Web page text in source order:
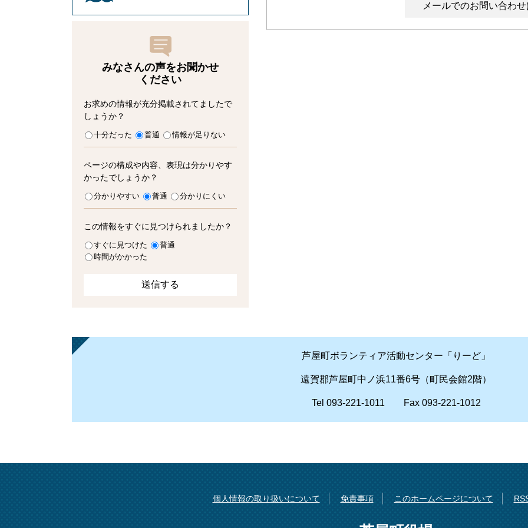
メールでのお問い合わ
みなさんの声をお聞かせ
ください
お求めの情報が充分掲載されてましたで
しょうか？
十分だった 普通 情報が足りない
ページの構成や内容、表現は分かりやす
かったでしょうか？
分かりやすい 普通 分かりにくい
この情報をすぐに見つけられましたか？
すぐに見つけた
普通
時間がかかった
芦屋町ボランティア活動センター「りーど」
遠賀郡芦屋町中ノ浜11番6号（町民会館2階）
Tel 093-221-1011 Fax 093-221-1012
個人情報の取り扱いについて 免責事項 このホームページについて